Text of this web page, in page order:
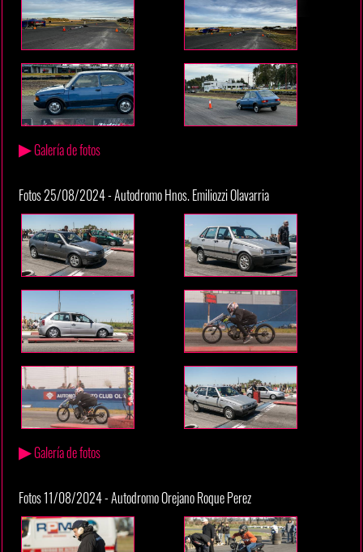
▶Galería de fotos
Fotos 25/08/2024 - Autodromo Hnos. Emiliozzi Olavarria
▶Galería de fotos
Fotos 11/08/2024 - Autodromo Orejano Roque Perez